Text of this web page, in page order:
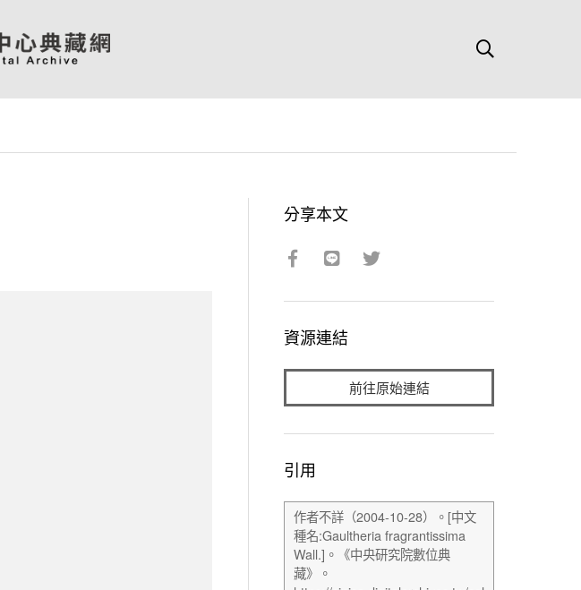
分享本文
資源連結
前往原始連結
引用